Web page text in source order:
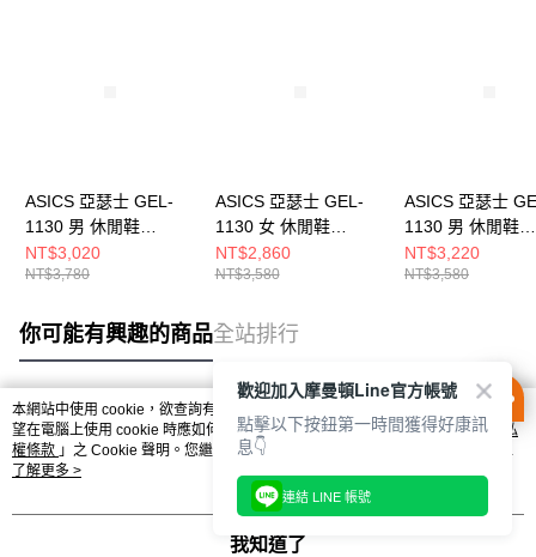
ASICS 亞瑟士 GEL-
1130 男 休閒鞋
1203A997100
NT$3,020
NT$3,780
ASICS 亞瑟士 GEL-
1130 女 休閒鞋
1202A164119
NT$2,860
NT$3,580
ASICS 亞瑟士
1130 男 休閒鞋
1201A933100
NT$3,220
NT$3,580
你可能有興趣的商品全站排行
熱門標籤
本網站中使用 cookie，欲查詢有關本網站使用 cookie 方式之詳情，及若您不希
望在電腦上使用 cookie 時應如何變更電腦的 cookie 設定，請參閱本網站「
隱私
權條款 」之 Cookie 聲明。您繼續使用本網站即表示您同意本公司得按本網站使
用條款之 Cookie 聲明使用 cookie。
了解更多 >
我知道了
歡迎加入摩曼頓Line官方帳號
點擊以下按鈕第一時間獲得好康訊
息👇
連結 LINE 帳號